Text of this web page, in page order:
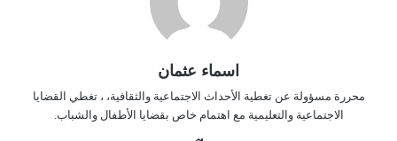
اسماء عثمان
محررة مسؤولة عن تغطية الأحداث الاجتماعية والثقافية، ، تغطي القضايا
الاجتماعية والتعليمية مع اهتمام خاص بقضايا الأطفال والشباب.